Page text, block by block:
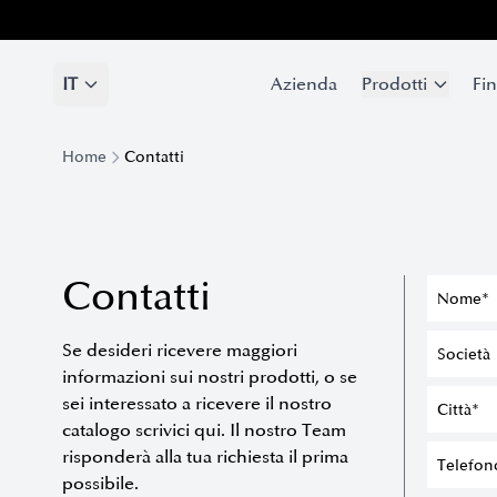
IT Azienda Prodotti
IT Azienda Prodotti
Home Contatti
Contatti
Se desideri ricevere maggiori
informazioni sui nostri prodotti, o se
sei interessato a ricevere il nostro
catalogo scrivici qui. Il nostro Team
risponderà alla tua richiesta il prima
possibile.